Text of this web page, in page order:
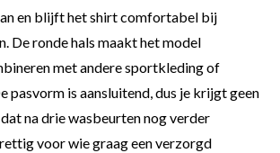
en blijft het shirt comfortabel bij
De ronde hals maakt het model
met andere sportkleding of
pasvorm is aansluitend, dus je krijgt geen
na drie wasbeurten nog verder
voor wie graag een verzorgd